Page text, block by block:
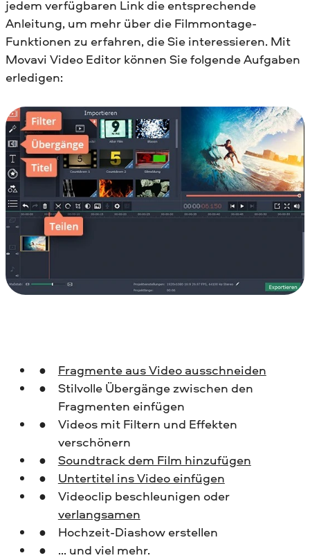
jedem verfügbaren Link die entsprechende
Anleitung, um mehr über die Filmmontage-
Funktionen zu erfahren, die Sie interessieren. Mit
Movavi Video Editor können Sie folgende Aufgaben
erledigen:
Fragmente aus Video ausschneiden
Stilvolle Übergänge zwischen den
Fragmenten einfügen
Videos mit Filtern und Effekten
verschönern
Soundtrack dem Film hinzufügen
Untertitel ins Video einfügen
Videoclip beschleunigen oder
verlangsamen
Hochzeit-Diashow erstellen
... und viel mehr.